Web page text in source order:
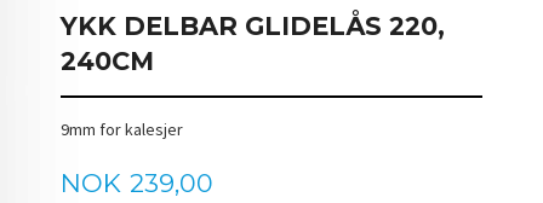
YKK DELBAR GLIDELÅS 220,
240CM
9mm for kalesjer
Pris
NOK 239,00